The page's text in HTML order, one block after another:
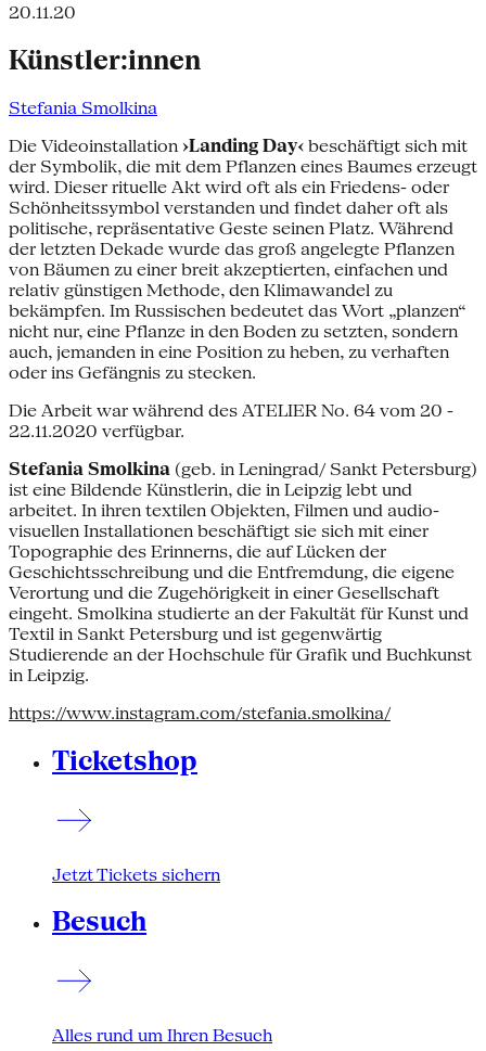
20.11.20
Künstler:innen
Stefania Smolkina
Die Videoinstallation ›Landing Day‹ beschäftigt sich mit
der Symbolik, die mit dem Pflanzen eines Baumes erzeugt
wird. Dieser rituelle Akt wird oft als ein Friedens- oder
Schönheitssymbol verstanden und findet daher oft als
politische, repräsentative Geste seinen Platz. Während
der letzten Dekade wurde das groß angelegte Pflanzen
von Bäumen zu einer breit akzeptierten, einfachen und
relativ günstigen Methode, den Klimawandel zu
bekämpfen. Im Russischen bedeutet das Wort „planzen“
nicht nur, eine Pflanze in den Boden zu setzten, sondern
auch, jemanden in eine Position zu heben, zu verhaften
oder ins Gefängnis zu stecken.
Die Arbeit war während des ATELIER No. 64 vom 20 -
22.11.2020 verfügbar.
Stefania Smolkina (geb. in Leningrad/ Sankt Petersburg)
ist eine Bildende Künstlerin, die in Leipzig lebt und
arbeitet. In ihren textilen Objekten, Filmen und audio-
visuellen Installationen beschäftigt sie sich mit einer
Topographie des Erinnerns, die auf Lücken der
Geschichtsschreibung und die Entfremdung, die eigene
Verortung und die Zugehörigkeit in einer Gesellschaft
eingeht. Smolkina studierte an der Fakultät für Kunst und
Textil in Sankt Petersburg und ist gegenwärtig
Studierende an der Hochschule für Grafik und Buchkunst
in Leipzig.
https://www.instagram.com/stefania.smolkina/
Ticketshop
Jetzt Tickets sichern
Besuch
Alles rund um Ihren Besuch